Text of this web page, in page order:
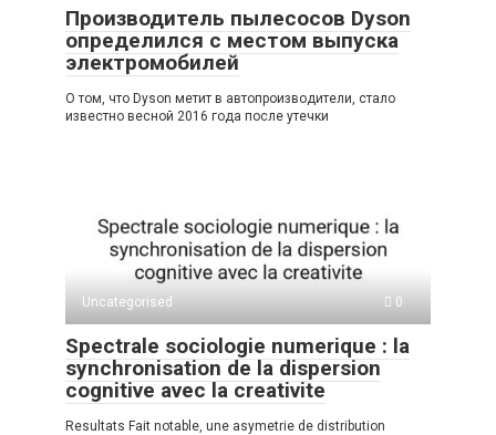
Производитель пылесосов Dyson
определился с местом выпуска
электромобилей
О том, что Dyson метит в автопроизводители, стало
известно весной 2016 года после утечки
Uncategorised 0
Spectrale sociologie numerique : la
synchronisation de la dispersion
cognitive avec la creativite
Resultats Fait notable, une asymetrie de distribution